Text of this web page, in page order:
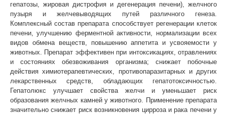
гепатозы, жировая дистрофия и дегенерация печени), желчного
пузыря и желчевыводящих путей различного генеза.
Комплексный состав препарата способствует регенерации клеток
печени, улучшению ферментной активности, нормализации всех
видов обмена веществ, повышению аппетита и усвояемости у
животных. Препарат эффективен при интоксикациях, отравлениях
и состояниях обезвоживания организма; снижает побочные
действия химиотерапевтических, противопаразитарных и других
лекарственных средств, обладающих гепатотоксичностью.
Гепатолюкс улучшает свойства желчи и уменьшает риск
образования желчных камней у животного. Применение препарата
значительно снижает риск возникновения цирроза и рака печени у